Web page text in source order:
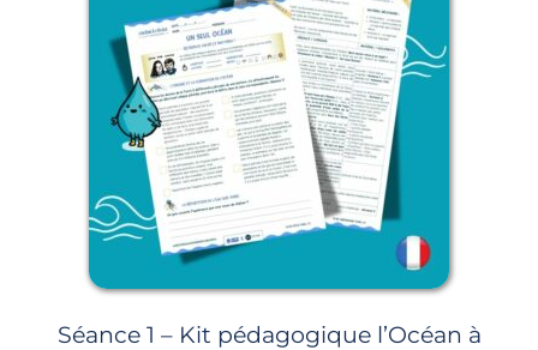
Séance 1 – Kit pédagogique l’Océan à